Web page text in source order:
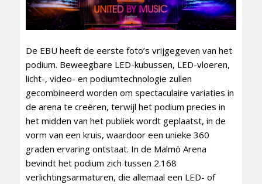
De EBU heeft de eerste foto’s vrijgegeven van het
podium. Beweegbare LED-kubussen, LED-vloeren,
licht-, video- en podiumtechnologie zullen
gecombineerd worden om spectaculaire variaties in
de arena te creëren, terwijl het podium precies in
het midden van het publiek wordt geplaatst, in de
vorm van een kruis, waardoor een unieke 360 ​​
graden ervaring ontstaat. In de Malmö Arena
bevindt het podium zich tussen 2.168
verlichtingsarmaturen, die allemaal een LED- of